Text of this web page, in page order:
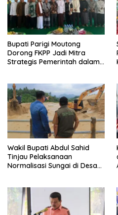
Bupati Parigi Moutong
Dorong FKPP Jadi Mitra
Strategis Pemerintah dalam
Wakil Bupati Abdul Sahid
Tinjau Pelaksanaan
Normalisasi Sungai di Desa